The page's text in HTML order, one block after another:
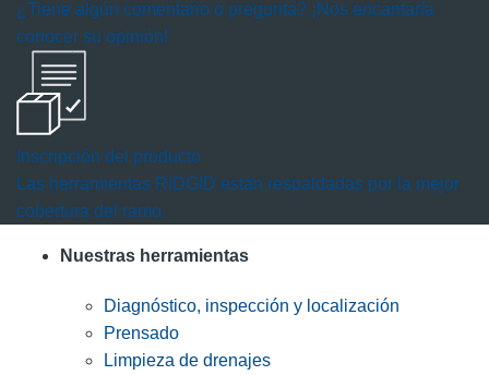
¿Tiene algún comentario o pregunta? ¡Nos encantaría
conocer su opinión!
Inscripción del producto
Las herramientas RIDGID están respaldadas por la mejor
cobertura del ramo.
Nuestras herramientas
Diagnóstico, inspección y localización
Prensado
Limpieza de drenajes